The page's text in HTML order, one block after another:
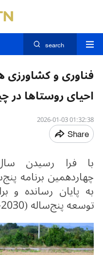
search
فناوری و کشاورزی
احیای روستاها در
01:32:38 2026-01-03
Share
با فرا رسیدن
به پایان رسانده و
توسعه پنج‌ساله (2030-2026) آماده شده است.